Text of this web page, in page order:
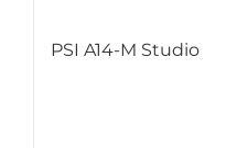
PSI A14-M Studio